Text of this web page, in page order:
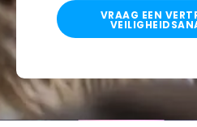
VRAAG EEN